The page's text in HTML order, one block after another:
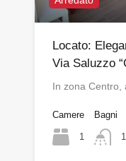
Locato:
Via Saluzzo
In zona Centro,
Camere
1
Bagni
1